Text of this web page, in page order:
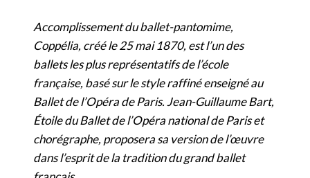
Accomplissement du ballet-pantomime,
Coppélia, créé le 25 mai 1870, est l’un des
ballets les plus représentatifs de l’école
française, basé sur le style raffiné enseigné au
Ballet de l’Opéra de Paris. Jean-Guillaume Bart,
Étoile du Ballet de l’Opéra national de Paris et
chorégraphe, proposera sa version de l’œuvre
dans l’esprit de la tradition du grand ballet